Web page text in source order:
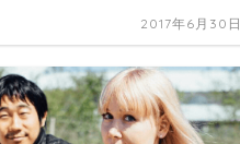
2017年6月30日